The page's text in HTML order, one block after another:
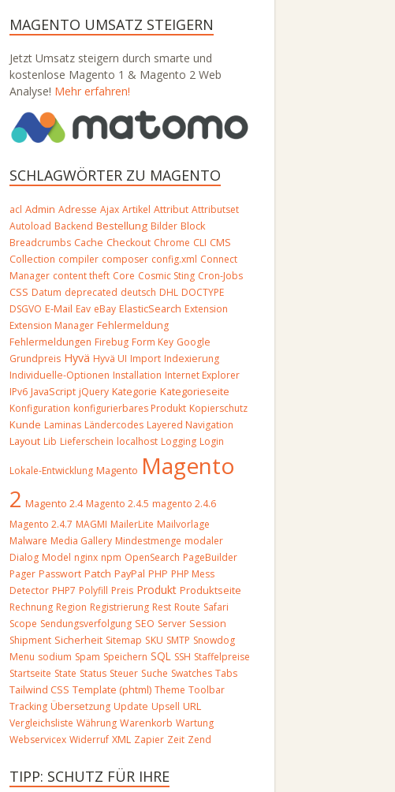
MAGENTO UMSATZ STEIGERN
Jetzt Umsatz steigern durch smarte und
kostenlose Magento 1 & Magento 2 Web
Analyse! Mehr erfahren!
SCHLAGWÖRTER ZU MAGENTO
acl Admin Adresse Ajax Artikel Attribut Attributset
Autoload Backend Bestellung Bilder Block
Breadcrumbs Cache Checkout Chrome CLI CMS
Collection compiler composer config.xml Connect
Manager content theft Core Cosmic Sting Cron-Jobs
CSS Datum deprecated deutsch DHL DOCTYPE
DSGVO E-Mail Eav eBay ElasticSearch Extension
Extension Manager Fehlermeldung
Fehlermeldungen Firebug Form Key Google
Grundpreis Hyvä Hyvä UI Import Indexierung
Individuelle-Optionen Installation Internet Explorer
IPv6 JavaScript jQuery Kategorie Kategorieseite
Konfiguration konfigurierbares Produkt Kopierschutz
Kunde Laminas Ländercodes Layered Navigation
Layout Lib Lieferschein localhost Logging Login
Lokale-Entwicklung Magento Magento
2 Magento 2.4 Magento 2.4.5 magento 2.4.6
Magento 2.4.7 MAGMI MailerLite Mailvorlage
Malware Media Gallery Mindestmenge modaler
Dialog Model nginx npm OpenSearch PageBuilder
Pager Passwort Patch PayPal PHP PHP Mess
Detector PHP7 Polyfill Preis Produkt Produktseite
Rechnung Region Registrierung Rest Route Safari
Scope Sendungsverfolgung SEO Server Session
Shipment Sicherheit Sitemap SKU SMTP Snowdog
Menu sodium Spam Speichern SQL SSH Staffelpreise
Startseite State Status Steuer Suche Swatches Tabs
Tailwind CSS Template (phtml) Theme Toolbar
Tracking Übersetzung Update Upsell URL
Vergleichsliste Währung Warenkorb Wartung
Webservicex Widerruf XML Zapier Zeit Zend
TIPP: SCHUTZ FÜR IHRE